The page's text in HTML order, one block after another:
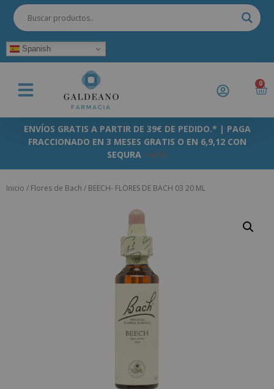
Spanish
0
ENVÍOS GRATIS A PARTIR DE 39€ DE PEDIDO.* | PAGA
FRACCIONADO EN 3 MESES GRATIS O EN 6,9,12 CON
SEQURA +info
Inicio / Flores de Bach / BEECH- FLORES DE BACH 03 20 ML